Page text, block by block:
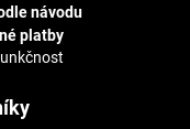
návodu
platby